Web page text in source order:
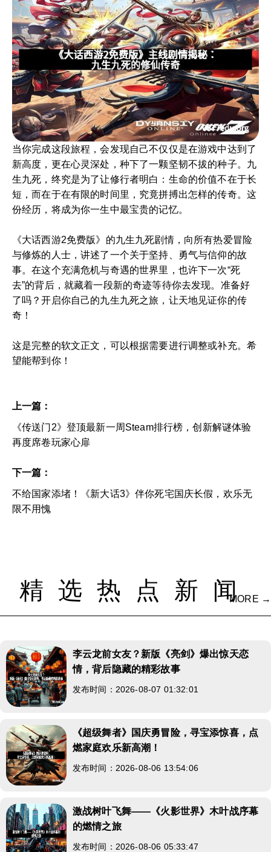
当你完成这段旅程，会发现自己不仅仅是在游戏中达到了
新高度，更在心灵深处，种下了一颗坚韧不拔的种子。九
生九死，终究是为了让修行者明白：生命的价值不在于长
短，而在于在有限的时间里，究竟拼搏出怎样的传奇。这
份经历，将成为你一生中最宝贵的记忆。
《大话西游2免费版》的九生九死剧情，向所有热爱冒险
与修炼的人士，讲述了一个关于坚持、勇气与信仰的故
事。在这个充满危机与奇遇的世界里，也许下一次“死
去”的背后，就藏着一段新的奇迹等待你去发现。准备好
了吗？开启你自己的九生九死之旅，让天地见证你的传
奇！
这是完整的软文正文，可以根据需要进行调整或补充。希
望能帮到你！
上一篇：
《传送门2》登顶最新一周Steam排行榜，创新解谜体验
再度席卷玩家心扉
下一篇：
不给国家添堵！《新大话3》伴你死宅国庆长假，欢乐无
限不用愧
精选热点新闻
MORE →
李云龙前女友？新版《亮剑》爆出惊天恋
情，背后隐藏的精彩故事
发布时间：2026-08-07 01:32:01
《超级舞者》国庆勇冒险，寻宝添惊喜，点
燃家庭欢乐新高潮！
发布时间：2026-08-06 13:54:06
激战树叶飞舞——《火影世界》木叶战序幕
的燃情之旅
发布时间：2026-08-06 05:33:47